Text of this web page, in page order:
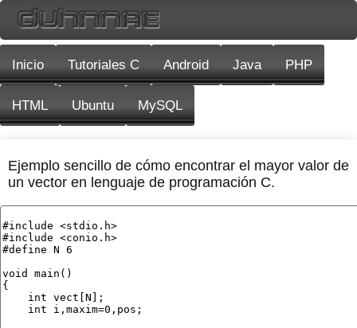
Inicio Tutoriales C Android Java PHP
HTML Ubuntu MySQL
Ejemplo sencillo de cómo encontrar el mayor valor de
un vector en lenguaje de programación C.